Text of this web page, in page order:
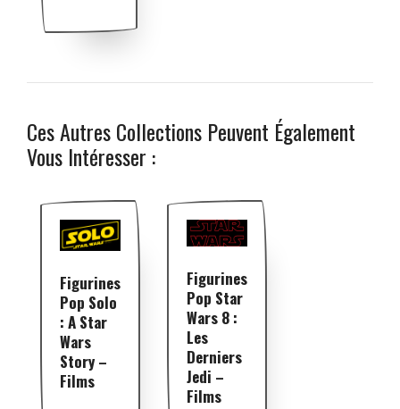
Ces Autres Collections Peuvent Également
Vous Intéresser :
Figurines
Pop Solo
: A Star
Wars
Story –
Films
Figurines
Pop Star
Wars 8 :
Les
Derniers
Jedi –
Films